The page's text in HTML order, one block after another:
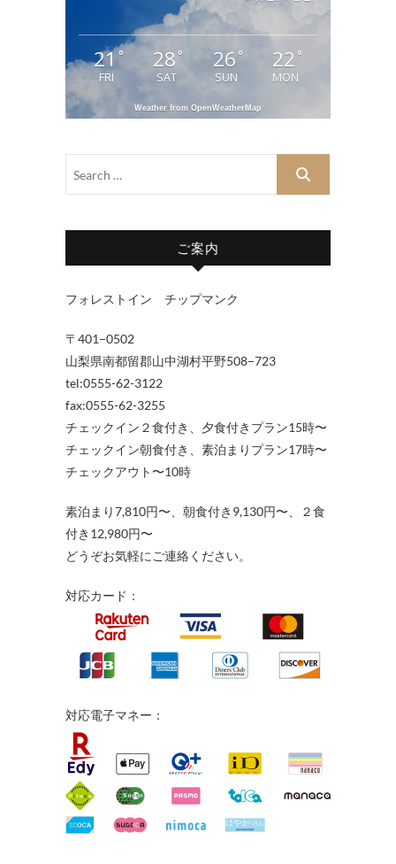
21 °
FRI
28 °
SAT
26°
SUN
22 °
MON
Weather from OpenWeatherMap
ご案内
フォレストイン チップマンク
〒401−0502
山梨県南都留郡山中湖村平野508−723
tel:0555-62-3122
fax:0555-62-3255
チェックイン２食付き、夕食付きプラン15時〜
チェックイン朝食付き、素泊まりプラン17時〜
チェックアウト〜10時
素泊まり7,810円〜、朝食付き9,130円〜、２食
付き12,980円〜
どうぞお気軽にご連絡ください。
対応カード：
対応電子マネー：